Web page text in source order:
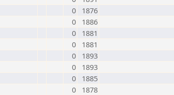
0
1876
0
1886
0
1881
0
1881
0
1893
0
1893
0
1885
0
1878